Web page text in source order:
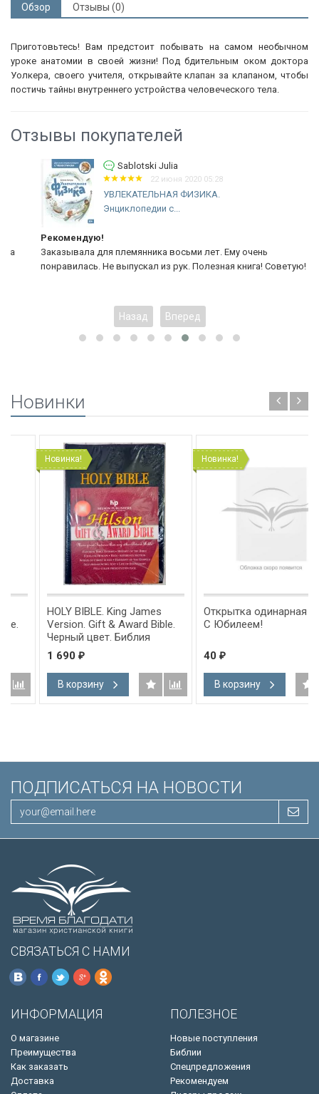
Обзор Отзывы (0)
Приготовьтесь! Вам предстоит побывать на самом необычном
уроке анатомии в своей жизни! Под бдительным оком доктора
Уолкера, своего учителя, открывайте клапан за клапаном, чтобы
постичь тайны внутреннего устройства человеческого тела.
Отзывы покупателей
Sablotski Julia
22 июня 2020 05:28
УВЛЕКАТЕЛЬНАЯ ФИЗИКА.
Энциклопедии с...
Рекомендую!
Заказывала для племянника восьми лет. Ему очень
понравилась. Не выпускал из рук. Полезная книга! Советую!
Назад Вперед
Новинки
Новинка!
HOLY BIBLE. King James
Version. Gift & Award Bible.
Черный цвет. Библия
Короля Иакова на
английском языке.
Словарь, карты, закладка,
подарочная вкладка, слова
Иисуса выделены красным
1 690 ₽
В корзину
Новинка!
Открытка одинарная 10x15:
С Юбилеем!
В корзину
ПОДПИСАТЬСЯ НА НОВОСТИ
СВЯЗАТЬСЯ С НАМИ
ИНФОРМАЦИЯ
О магазине
Преимущества
Как заказать
Доставка
ПОЛЕЗНОЕ
Новые поступления
Библии
Спецпредложения
Рекомендуем